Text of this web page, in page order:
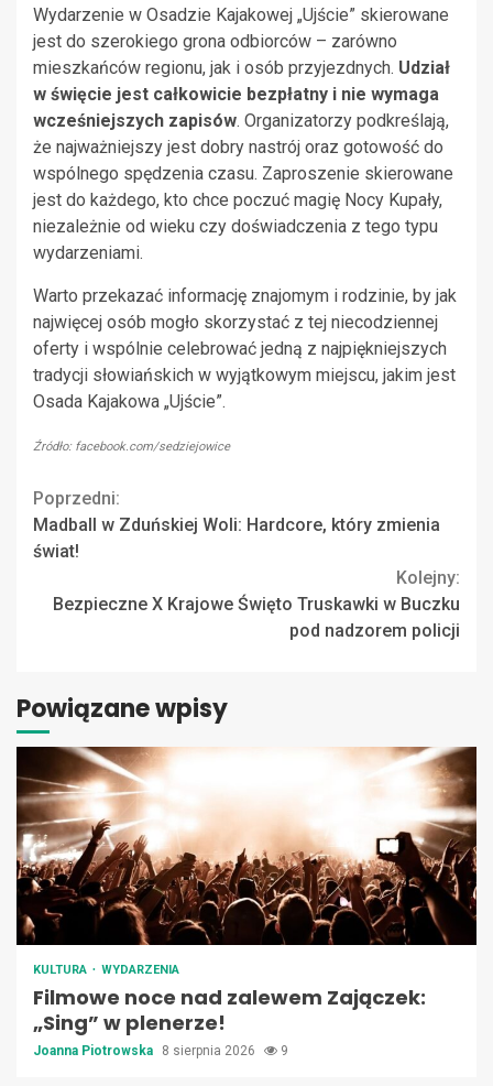
Wydarzenie w Osadzie Kajakowej „Ujście” skierowane
jest do szerokiego grona odbiorców – zarówno
mieszkańców regionu, jak i osób przyjezdnych. Udział
w święcie jest całkowicie bezpłatny i nie wymaga
wcześniejszych zapisów. Organizatorzy podkreślają,
że najważniejszy jest dobry nastrój oraz gotowość do
wspólnego spędzenia czasu. Zaproszenie skierowane
jest do każdego, kto chce poczuć magię Nocy Kupały,
niezależnie od wieku czy doświadczenia z tego typu
wydarzeniami.
Warto przekazać informację znajomym i rodzinie, by jak
najwięcej osób mogło skorzystać z tej niecodziennej
oferty i wspólnie celebrować jedną z najpiękniejszych
tradycji słowiańskich w wyjątkowym miejscu, jakim jest
Osada Kajakowa „Ujście”.
Źródło: facebook.com/sedziejowice
Continue
Reading
Poprzedni:
Madball w Zduńskiej Woli: Hardcore, który zmienia
świat!
Kolejny:
Bezpieczne X Krajowe Święto Truskawki w Buczku
pod nadzorem policji
Powiązane wpisy
KULTURA WYDARZENIA
Filmowe noce nad zalewem Zajączek:
„Sing” w plenerze!
Joanna Piotrowska 8 sierpnia 2026 9